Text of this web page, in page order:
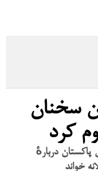
سخنان
کرد
دربارهٔ